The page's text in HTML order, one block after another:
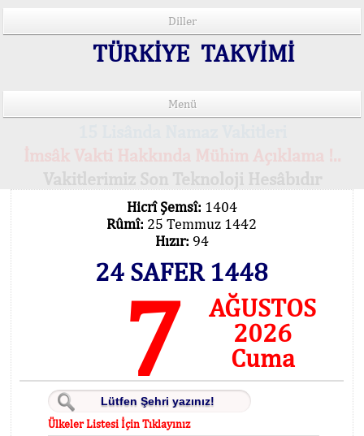
Diller
TÜRKİYE TAKVİMİ
Menü
Hicrî Şemsî: 1404
Rûmî: 25 Temmuz 1442
Hızır: 94
24 SAFER 1448
7
AĞUSTOS
2026
Cuma
Ülkeler Listesi İçin Tıklayınız